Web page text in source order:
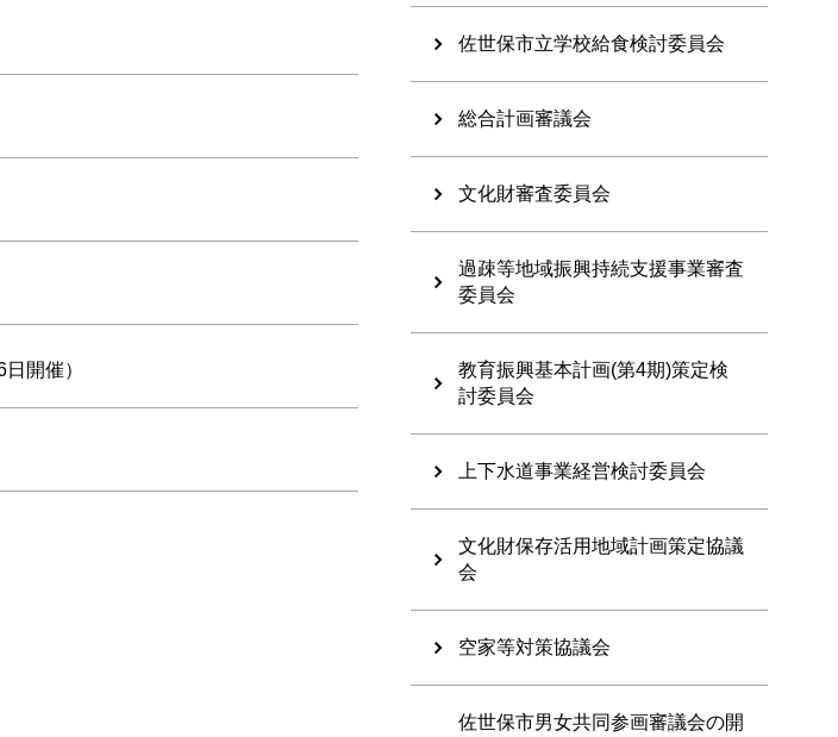
開催）
佐世保市立学校給食検討委員会
総合計画審議会
文化財審査委員会
過疎等地域振興持続支援事業審査
委員会
教育振興基本計画(第4期)策定検
討委員会
上下水道事業経営検討委員会
文化財保存活用地域計画策定協議
会
空家等対策協議会
佐世保市男女共同参画審議会の開